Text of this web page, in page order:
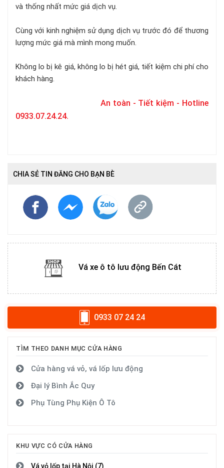
và thống nhất mức giá dịch vụ.
Cùng với kinh nghiệm sử dụng dịch vụ trước đó để thương
lượng mức giá mà mình mong muốn.
Không lo bị kê giá, không lo bị hét giá, tiết kiệm chi phí cho
khách hàng.
An toàn - Tiết kiệm - Hotline
0933.07.24.24.
CHIA SẺ TIN ĐĂNG CHO BẠN BÈ
Vá xe ô tô lưu động Bến Cát
0933 07 24 24
TÌM THEO DANH MỤC CỬA HÀNG
Cửa hàng vá vỏ, vá lốp lưu động
Đại lý Bình Ắc Quy
Phụ Tùng Phụ Kiện Ô Tô
KHU VỰC CÓ CỬA HÀNG
Vá vỏ lốp tại Hà Nội (7)